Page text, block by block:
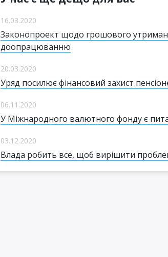
16.03.2020
Законопроект щодо грошового
доопрацюванню
20.03.2020
Уряд посилює фінансовий захист
06.11.2020
У Міжнародного валютного фонду є
03.12.2020
Влада робить все, щоб вирішити